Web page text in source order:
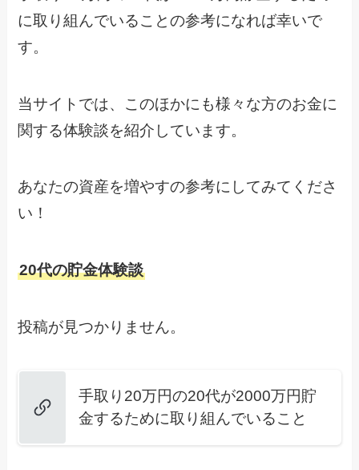
に取り組んでいることの参考になれば幸いで
す。
当サイトでは、このほかにも様々な方のお金に
関する体験談を紹介しています。
あなたの資産を増やすの参考にしてみてくださ
い！
20代の貯金体験談
投稿が見つかりません。
手取り20万円の20代が2000万円貯
金するために取り組んでいること